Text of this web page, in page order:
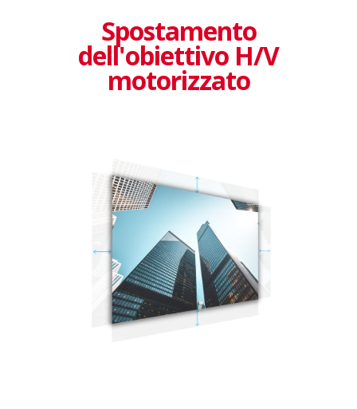
Spostamento
dell'obiettivo H/V
motorizzato